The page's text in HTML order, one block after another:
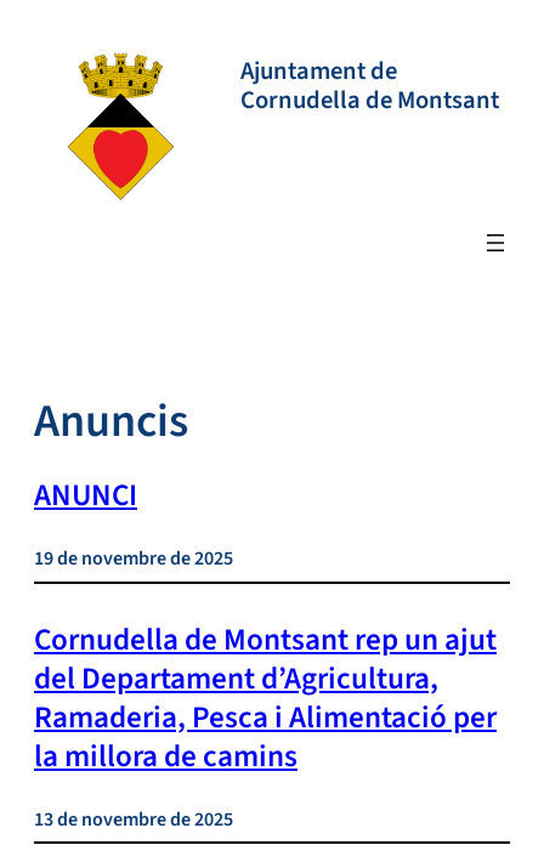
contingut
Ajuntament de
Cornudella de Montsant
Anuncis
ANUNCI
19 de novembre de 2025
Cornudella de Montsant rep un ajut
del Departament d’Agricultura,
Ramaderia, Pesca i Alimentació per
la millora de camins
13 de novembre de 2025